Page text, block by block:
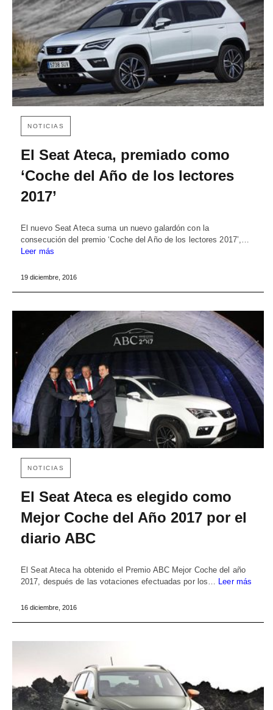
NOTICIAS
El Seat Ateca, premiado como
‘Coche del Año de los lectores
2017’
El nuevo Seat Ateca suma un nuevo galardón con la
consecución del premio ‘Coche del Año de los lectores 2017’,…
Leer más
19 diciembre, 2016
NOTICIAS
El Seat Ateca es elegido como
Mejor Coche del Año 2017 por el
diario ABC
El Seat Ateca ha obtenido el Premio ABC Mejor Coche del año
2017, después de las votaciones efectuadas por los…
Leer más
16 diciembre, 2016